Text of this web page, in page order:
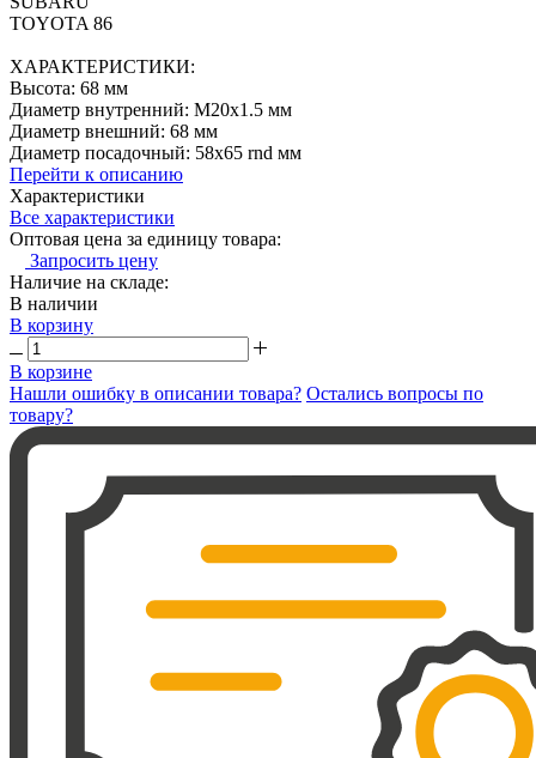
TOYOTA 86
ХАРАКТЕРИСТИКИ:
Высота: 68 мм
Диаметр внутренний: M20x1.5 мм
Диаметр внешний: 68 мм
Диаметр посадочный: 58x65 rnd мм
Перейти к описанию
Характеристики
Все характеристики
Оптовая цена за единицу товара:
Запросить цену
Наличие на складе:
В наличии
В корзину
В корзине
Нашли ошибку в описании товара? Остались вопросы по
товару?